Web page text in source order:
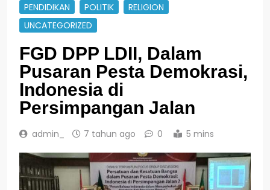
PENDIDIKAN
POLITIK
RELIGION
UNCATEGORIZED
FGD DPP LDII, Dalam
Pusaran Pesta Demokrasi,
Indonesia di
Persimpangan Jalan
admin_ 7 tahun ago 0 5 mins